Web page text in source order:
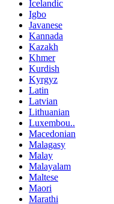
Icelandic
Igbo
Javanese
Kannada
Kazakh
Khmer
Kurdish
Kyrgyz
Latin
Latvian
Lithuanian
Luxembou..
Macedonian
Malagasy
Malay
Malayalam
Maltese
Maori
Marathi